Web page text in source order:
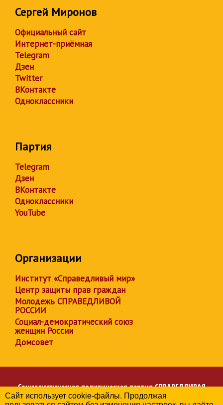
Сергей Миронов
Официальный сайт
Интернет-приёмная
Telegram
Дзен
Twitter
ВКонтакте
Одноклассники
Партия
Telegram
Дзен
ВКонтакте
Одноклассники
YouTube
Организации
Институт «Справедливый мир»
Центр защиты прав граждан
Молодежь СПРАВЕДЛИВОЙ
РОССИИ
Социал-демократический союз
женщин России
Домсовет
Социалистическая политическая партияСПРАВЕДЛИВАЯ
РОССИЯ
Сайт использует cookie-файлы. Продолжая